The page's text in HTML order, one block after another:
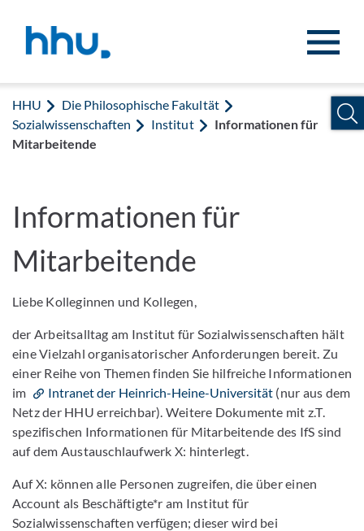
HHU
Die Philosophische Fakultät
Sozialwissenschaften
Institut
Informationen für
Mitarbeitende
Informationen für
Mitarbeitende
Liebe Kolleginnen und Kollegen,
der Arbeitsalltag am Institut für Sozialwissenschaften hält
eine Vielzahl organisatorischer Anforderungen bereit. Zu
einer Reihe von Themen finden Sie hilfreiche Informationen
im
Intranet der Heinrich-Heine-Universität (nur aus dem
Netz der HHU erreichbar). Weitere Dokumente mit z.T.
spezifischen Informationen für Mitarbeitende des IfS sind
auf dem Austauschlaufwerk X: hinterlegt.
Auf X: können alle Personen zugreifen, die über einen
Account als Beschäftigte*r am Institut für
Sozialwissenschaften verfügen; dieser wird bei